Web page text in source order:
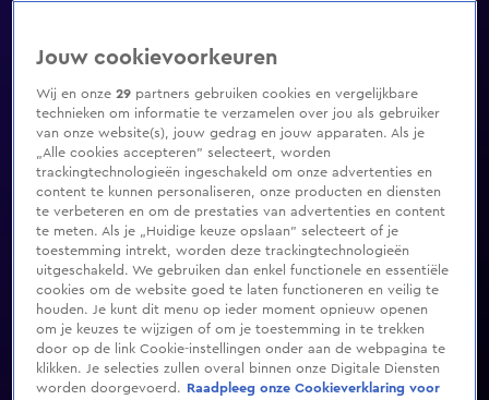
Jouw cookievoorkeuren
Wij en onze29 partners gebruiken cookies en vergelijkbare
technieken om informatie te verzamelen over jou als gebruiker
van onze website(s), jouw gedrag en jouw apparaten. Als je
„Alle cookies accepteren” selecteert, worden
trackingtechnologieën ingeschakeld om onze advertenties en
content te kunnen personaliseren, onze producten en diensten
te verbeteren en om de prestaties van advertenties en content
te meten. Als je „Huidige keuze opslaan” selecteert of je
toestemming intrekt, worden deze trackingtechnologieën
uitgeschakeld. We gebruiken dan enkel functionele en essentiële
cookies om de website goed te laten functioneren en veilig te
houden. Je kunt dit menu op ieder moment opnieuw openen
om je keuzes te wijzigen of om je toestemming in te trekken
door op de link Cookie-instellingen onder aan de webpagina te
klikken. Je selecties zullen overal binnen onze Digitale Diensten
worden doorgevoerd.
Raadpleeg onze Cookieverklaring voor